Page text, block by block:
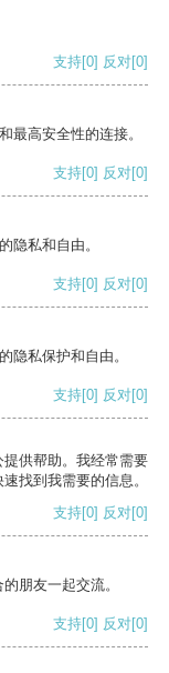
支持[0] 反对[0]
最高安全性的连接。
支持[0] 反对[0]
隐私和自由。
支持[0] 反对[0]
隐私保护和自由。
支持[0] 反对[0]
供帮助。我经常需要
找到我需要的信息。
支持[0] 反对[0]
朋友一起交流。
支持[0] 反对[0]